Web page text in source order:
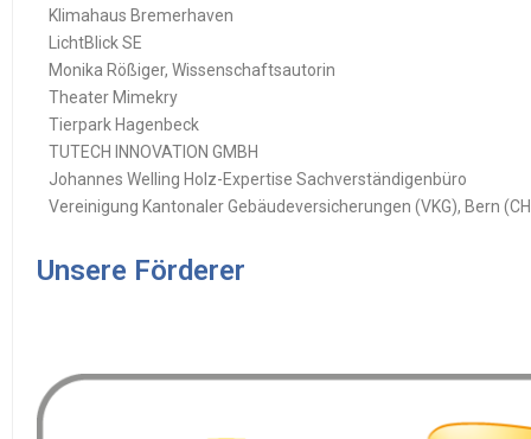
Klimahaus Bremerhaven
LichtBlick SE
Monika Rößiger, Wissenschaftsautorin
Theater Mimekry
Tierpark Hagenbeck
TUTECH INNOVATION GMBH
Johannes Welling Holz-Expertise Sachverständigenbüro
Vereinigung Kantonaler Gebäudeversicherungen (VKG), Bern
Unsere Förderer